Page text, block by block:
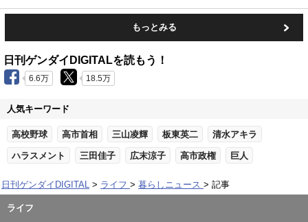
もっとみる
日刊ゲンダイDIGITALを読もう！
6.6万 18.5万
人気キーワード
高校野球 高市首相 三山凌輝 板東英二 清水アキラ
ハラスメント 三田佳子 広末涼子 高市政権 巨人
日刊ゲンダイDIGITAL ライフ 暮らしニュース 記事
ライフ